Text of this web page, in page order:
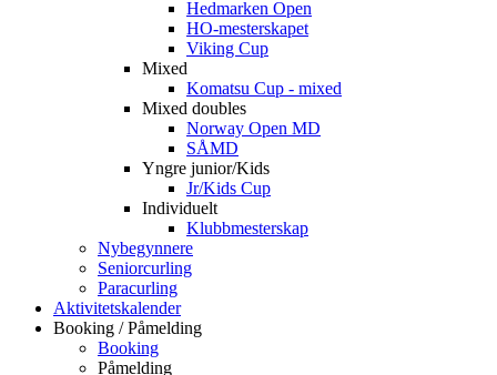
Hedmarken Open
HO-mesterskapet
Viking Cup
Mixed
Komatsu Cup - mixed
Mixed doubles
Norway Open MD
SÅMD
Yngre junior/Kids
Jr/Kids Cup
Individuelt
Klubbmesterskap
Nybegynnere
Seniorcurling
Paracurling
Aktivitetskalender
Booking / Påmelding
Booking
Påmelding